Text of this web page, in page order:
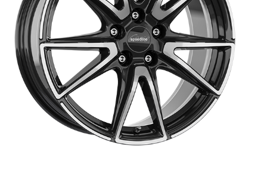
Auton renkaat
Yhteystiedot